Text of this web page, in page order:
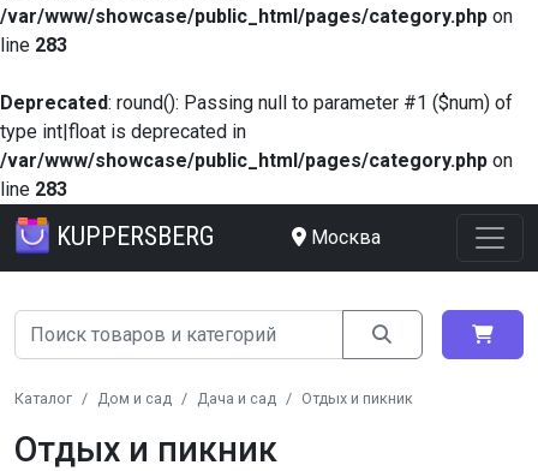
/var/www/showcase/public_html/pages/category.php on
line 283
Deprecated: round(): Passing null to parameter #1 ($num) of
type int|float is deprecated in
/var/www/showcase/public_html/pages/category.php on
line 283
KUPPERSBERG Москва
Каталог Дом и сад Дача и сад Отдых и пикник
Отдых и пикник